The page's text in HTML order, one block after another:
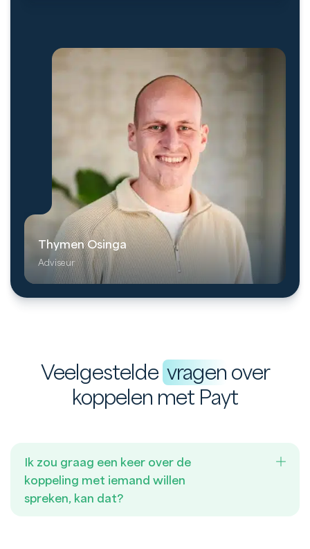
Thymen Osinga
Adviseur
Veelgestelde vragen over
koppelen met Payt
Ik zou graag een keer over de
koppeling met iemand willen
spreken, kan dat?